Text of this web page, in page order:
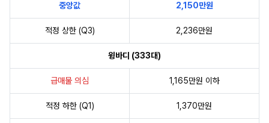
중앙값 2,150만원
적정 상한 (Q3) 2,236만원
윙바디 (333대)
급매물 의심 1,165만원 이하
적정 하한 (Q1) 1,370만원